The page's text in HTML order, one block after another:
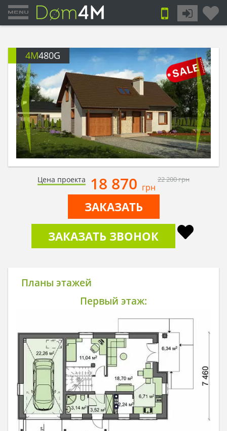
4M480G
Цена проекта 18 870 грн
22 200грн
ЗАКАЗАТЬ
ЗАКАЗАТЬ ЗВОНОК
Планы этажей
Первый этаж: